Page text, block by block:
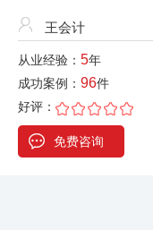
王会计
从业经验： 5年
成功案例： 96件
好评：
免费咨询